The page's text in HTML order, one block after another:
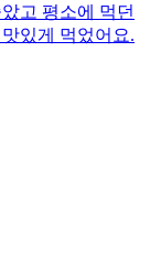
고 평소에 먹던
있게 먹었어요.